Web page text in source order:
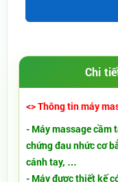
Chi
<> Thông tin máy
- Máy massage cầm
chứng đau nhức cơ
cánh tay, …
- Máy được thiết kế